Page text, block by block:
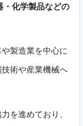
化学製品などの
製造業を中心に
術や産業機械へ
を進めており、